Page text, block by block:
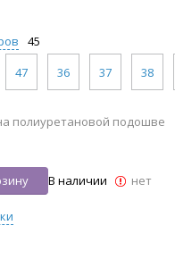
45
47 36 37 38
полиуретановой подошве
В наличии нет